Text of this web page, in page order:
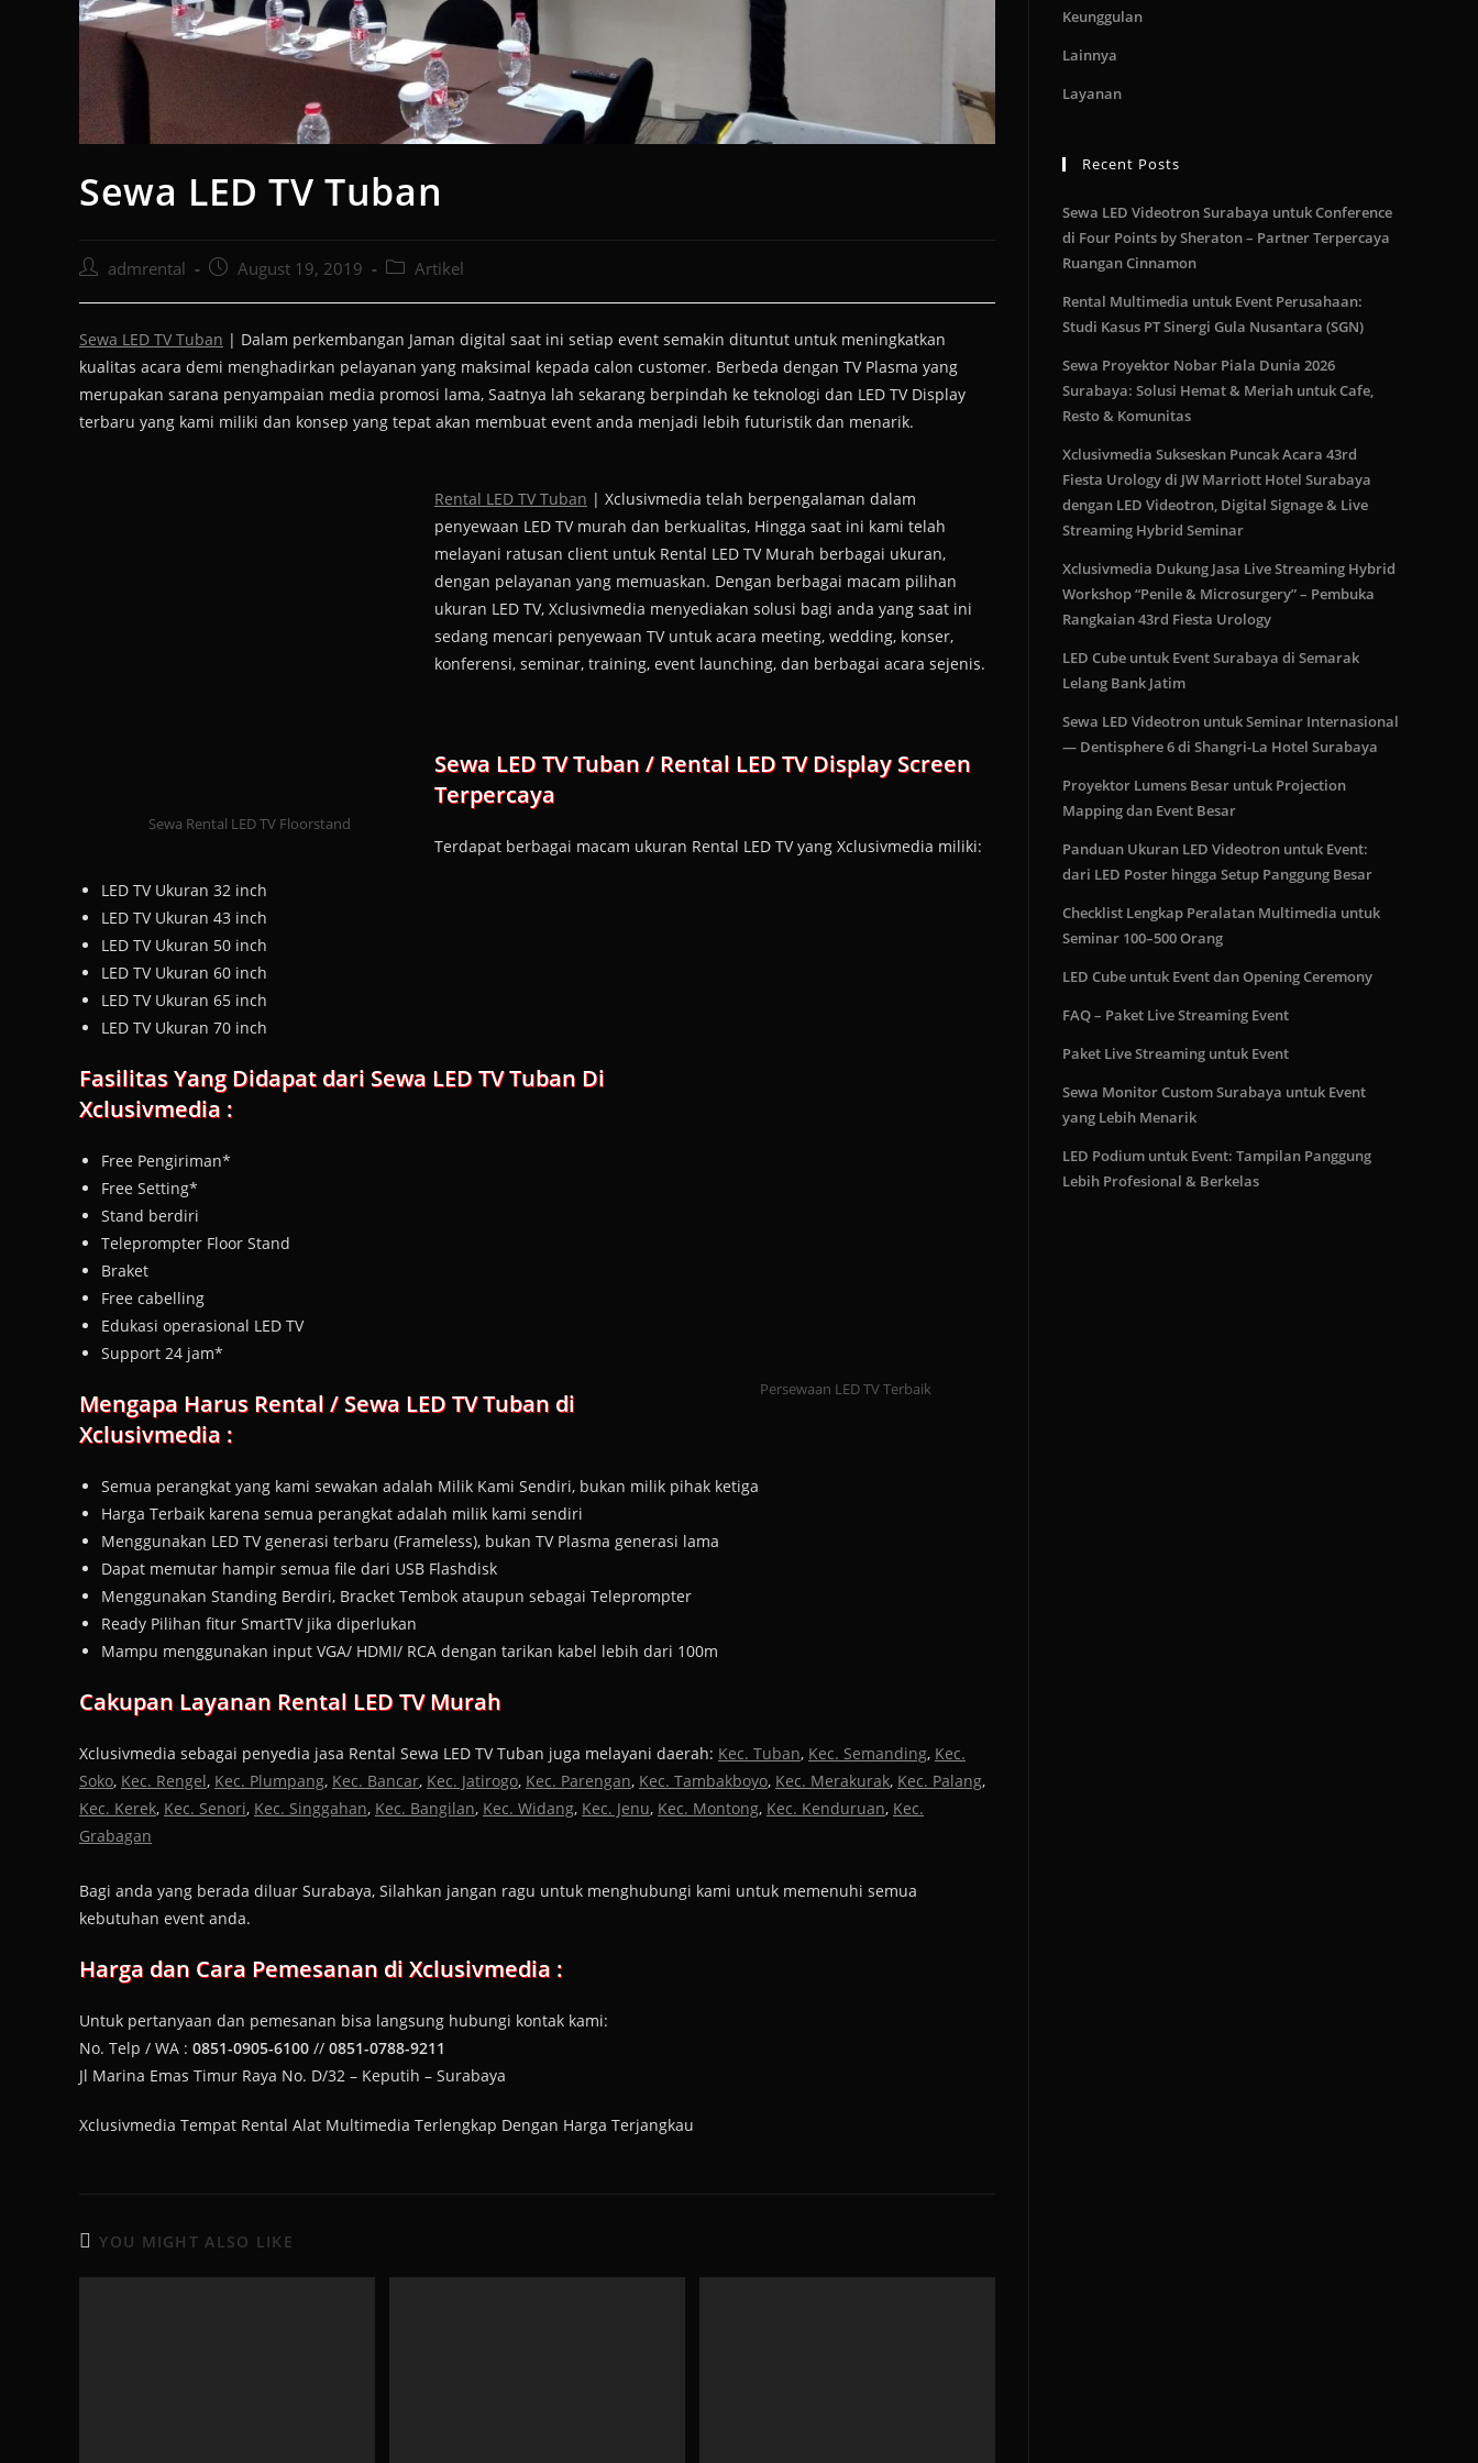
Sewa LED TV Tuban
admrental August 19, 2019 Artikel
Sewa LED TV Tuban | Dalam perkembangan Jaman digital saat ini setiap event semakin dituntut untuk meningkatkan
kualitas acara demi menghadirkan pelayanan yang maksimal kepada calon customer. Berbeda dengan TV Plasma yang
merupakan sarana penyampaian media promosi lama, Saatnya lah sekarang berpindah ke teknologi dan LED TV Display
terbaru yang kami miliki dan konsep yang tepat akan membuat event anda menjadi lebih futuristik dan menarik.
Sewa Rental LED TV Floorstand
Rental LED TV Tuban | Xclusivmedia telah berpengalaman dalam
penyewaan LED TV murah dan berkualitas, Hingga saat ini kami telah
melayani ratusan client untuk Rental LED TV Murah berbagai ukuran,
dengan pelayanan yang memuaskan. Dengan berbagai macam pilihan
ukuran LED TV, Xclusivmedia menyediakan solusi bagi anda yang saat ini
sedang mencari penyewaan TV untuk acara meeting, wedding, konser,
konferensi, seminar, training, event launching, dan berbagai acara sejenis.
Sewa LED TV Tuban / Rental LED TV Display Screen
Terpercaya
Terdapat berbagai macam ukuran Rental LED TV yang Xclusivmedia miliki:
LED TV Ukuran 32 inch
LED TV Ukuran 43 inch
LED TV Ukuran 50 inch
LED TV Ukuran 60 inch
LED TV Ukuran 65 inch
LED TV Ukuran 70 inch
Persewaan LED TV Terbaik
Fasilitas Yang Didapat dari Sewa LED TV Tuban Di
Xclusivmedia :
Free Pengiriman*
Free Setting*
Stand berdiri
Teleprompter Floor Stand
Braket
Free cabelling
Edukasi operasional LED TV
Support 24 jam*
Mengapa Harus Rental / Sewa LED TV Tuban di
Xclusivmedia :
Semua perangkat yang kami sewakan adalah Milik Kami Sendiri, bukan milik pihak ketiga
Harga Terbaik karena semua perangkat adalah milik kami sendiri
Menggunakan LED TV generasi terbaru (Frameless), bukan TV Plasma generasi lama
Dapat memutar hampir semua file dari USB Flashdisk
Menggunakan Standing Berdiri, Bracket Tembok ataupun sebagai Teleprompter
Ready Pilihan fitur SmartTV jika diperlukan
Mampu menggunakan input VGA/ HDMI/ RCA dengan tarikan kabel lebih dari 100m
Cakupan Layanan Rental LED TV Murah
Xclusivmedia sebagai penyedia jasa Rental Sewa LED TV Tuban juga melayani daerah: Kec. Tuban, Kec. Semanding, Kec.
Soko, Kec. Rengel, Kec. Plumpang, Kec. Bancar, Kec. Jatirogo, Kec. Parengan, Kec. Tambakboyo, Kec. Merakurak, Kec. Palang,
Kec. Kerek, Kec. Senori, Kec. Singgahan, Kec. Bangilan, Kec. Widang, Kec. Jenu, Kec. Montong, Kec. Kenduruan, Kec.
Grabagan
Bagi anda yang berada diluar Surabaya, Silahkan jangan ragu untuk menghubungi kami untuk memenuhi semua
kebutuhan event anda.
Harga dan Cara Pemesanan di Xclusivmedia :
Untuk pertanyaan dan pemesanan bisa langsung hubungi kontak kami:
No. Telp / WA : 0851-0905-6100 // 0851-0788-9211
Jl Marina Emas Timur Raya No. D/32 – Keputih – Surabaya
Xclusivmedia Tempat Rental Alat Multimedia Terlengkap Dengan Harga Terjangkau
YOU MIGHT ALSO LIKE
Keunggulan
Lainnya
Layanan
Recent Posts
Sewa LED Videotron Surabaya untuk Conference
di Four Points by Sheraton – Partner Terpercaya
Ruangan Cinnamon
Rental Multimedia untuk Event Perusahaan:
Studi Kasus PT Sinergi Gula Nusantara (SGN)
Sewa Proyektor Nobar Piala Dunia 2026
Surabaya: Solusi Hemat & Meriah untuk Cafe,
Resto & Komunitas
Xclusivmedia Sukseskan Puncak Acara 43rd
Fiesta Urology di JW Marriott Hotel Surabaya
dengan LED Videotron, Digital Signage & Live
Streaming Hybrid Seminar
Xclusivmedia Dukung Jasa Live Streaming Hybrid
Workshop “Penile & Microsurgery” – Pembuka
Rangkaian 43rd Fiesta Urology
LED Cube untuk Event Surabaya di Semarak
Lelang Bank Jatim
Sewa LED Videotron untuk Seminar Internasional
— Dentisphere 6 di Shangri-La Hotel Surabaya
Proyektor Lumens Besar untuk Projection
Mapping dan Event Besar
Panduan Ukuran LED Videotron untuk Event:
dari LED Poster hingga Setup Panggung Besar
Checklist Lengkap Peralatan Multimedia untuk
Seminar 100–500 Orang
LED Cube untuk Event dan Opening Ceremony
FAQ – Paket Live Streaming Event
Paket Live Streaming untuk Event
Sewa Monitor Custom Surabaya untuk Event
yang Lebih Menarik
LED Podium untuk Event: Tampilan Panggung
Lebih Profesional & Berkelas